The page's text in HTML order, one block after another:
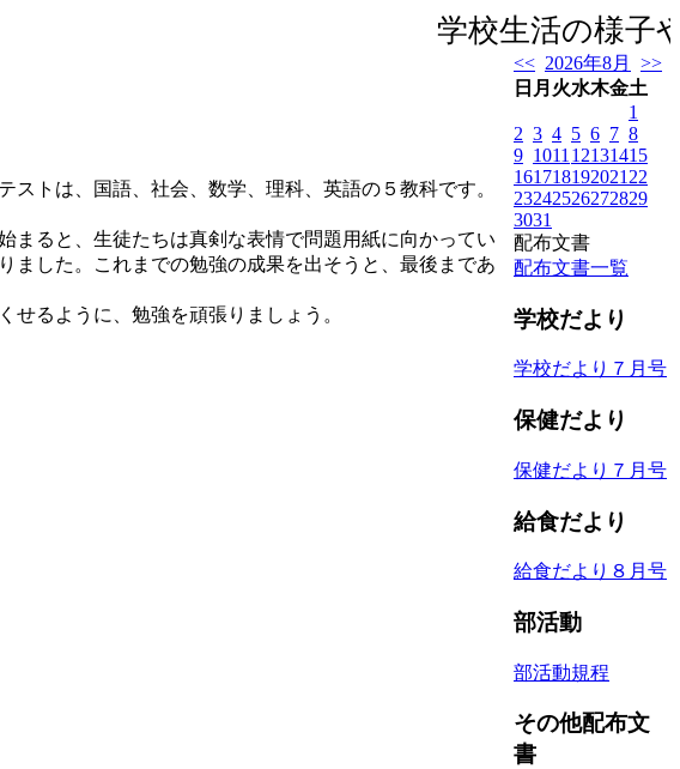
学校生活の様子
トは、国語、社会、数学、理科、英語の５教科です。
ると、生徒たちは真剣な表情で問題用紙に向かってい
ました。これまでの勉強の成果を出そうと、最後まであ
るように、勉強を頑張りましょう。
<< 2026年8月
>>
日 月 火水木金土
1
2 3 4 5 6 7 8
9 1011 12131415
161718192021 22
23242526272829
3031
配布文書
配布文書一覧
学校だより
学校だより７月号
保健だより
保健だより７月号
給食だより
給食だより８月号
部活動
部活動規程
その他配布文
書